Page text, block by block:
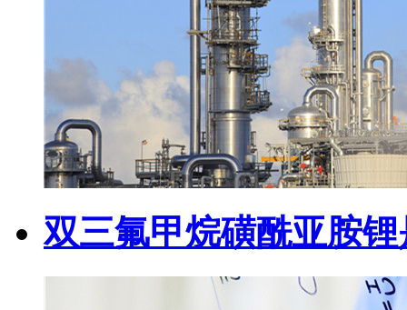
双三氟甲烷磺酰亚胺